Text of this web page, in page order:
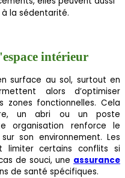
à la sédentarité.
intérieur
surface au sol, surtout en
alors d’optimiser
zones fonctionnelles. Cela
un abri ou un poste
organisation renforce le
son environnement. Les
limiter certains conflits si
de souci, une assurance
de santé spécifiques.